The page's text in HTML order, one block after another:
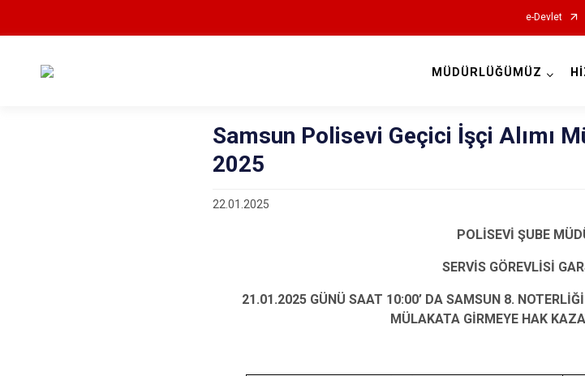
e-Devlet
MÜDÜRLÜĞÜMÜZ
Samsun Polisevi Geçici İşçi Alımı
2025
22.01.2025
POLİSEVİ ŞUBE
SERVİS GÖREVLİSİ
21.01.2025 GÜNÜ SAAT 10:00’ DA SAMSUN 8.
MÜLAKATA GİRMEYE HAK